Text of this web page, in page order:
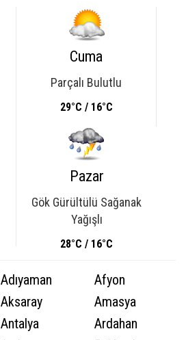
Cuma
Parçalı Bulutlu
29°C / 16°C
Pazar
Gök Gürültülü Sağanak
Yağışlı
28°C / 16°C
Adıyaman
Afyon
Aksaray
Amasya
Antalya
Ardahan